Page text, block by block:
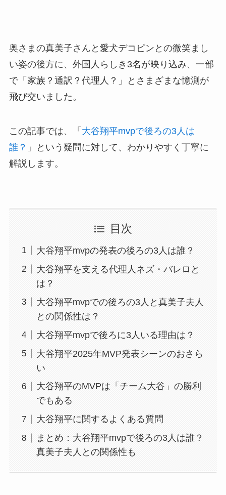
奥さまの真美子さんと愛犬デコピンとの微笑まし
い姿の後方に、外国人らしき3名が映り込み、一部
で「家族？通訳？代理人？」とさまざまな憶測が
飛び交いました。
この記事では、「 大谷翔平mvpで後ろの3人は
誰？ 」という疑問に対して、わかりやすく丁寧に
解説します。
目次
大谷翔平mvpの発表の後ろの3人は誰？
大谷翔平を支える代理人ネズ・バレロと
は？
大谷翔平mvpでの後ろの3人と真美子夫人
との関係性は？
大谷翔平mvpで後ろに3人いる理由は？
大谷翔平2025年MVP発表シーンのおさら
い
大谷翔平のMVPは「チーム大谷」の勝利
でもある
大谷翔平に関するよくある質問
まとめ：大谷翔平mvpで後ろの3人は誰？
真美子夫人との関係性も